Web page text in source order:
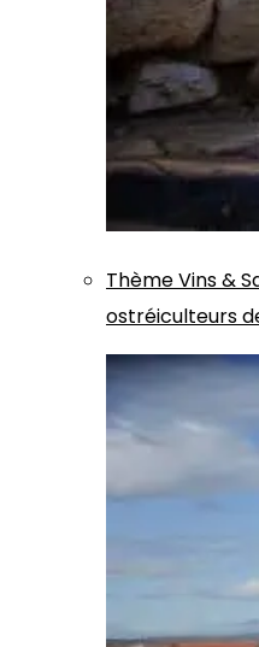
ThèmeVins &
ostréiculteurs